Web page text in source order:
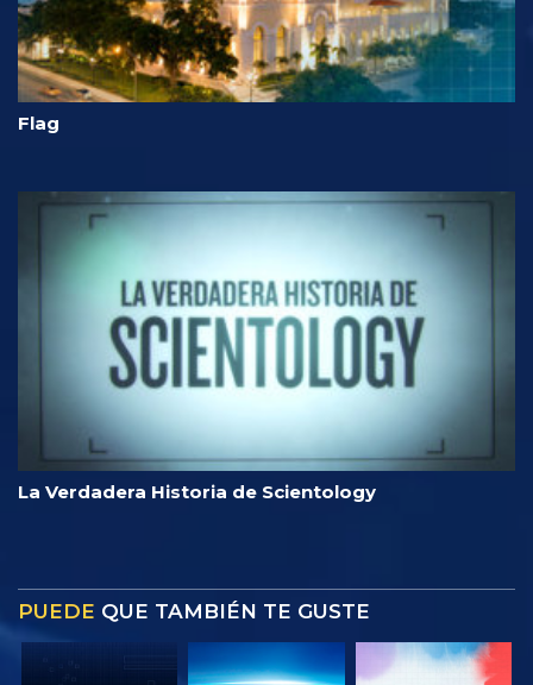
Flag
La Verdadera Historia de Scientology
PUEDE QUE TAMBIÉN TE GUSTE